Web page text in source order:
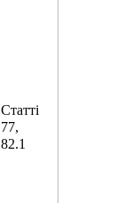
Статті
77,
82.1